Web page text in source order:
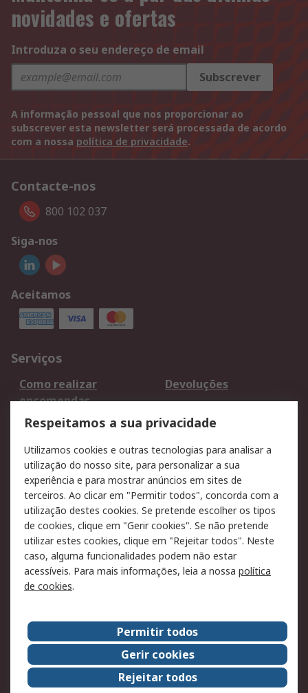
novidades e ofertas
Introduza o seu endereço de email
Subscrever
A informação pessoal que nos proporcionar ao
subscrever esta newsletter será processada de acordo
com a nossa política de privacidade.
Contacte-nos
800 102 037
Siga-nos
Aceitamos
Serviços
Como realizar
encomendas
Devoluções
Formas de entrega
Qualidade e ambiente
Pagamento e
faturação
Legal
Aviso legal
Política de cookies
Política de privacidade
- Atualizada
Segurança de emails
Condições de venda
Sobre a RS
A RS no mundo
RS Group
Sobre a RS
Trabalhar na RS
ESG
Respeitamos a sua privacidade
Utilizamos cookies e outras tecnologias para analisar a
utilização do nosso site, para personalizar a sua
experiência e para mostrar anúncios em sites de
terceiros. Ao clicar em "Permitir todos", concorda com a
utilização destes cookies. Se pretende escolher os tipos
de cookies, clique em "Gerir cookies". Se não pretende
utilizar estes cookies, clique em "Rejeitar todos". Neste
caso, alguma funcionalidades podem não estar
acessíveis. Para mais informações, leia a nossa política
de cookies.
Permitir todos
Gerir cookies
Rejeitar todos